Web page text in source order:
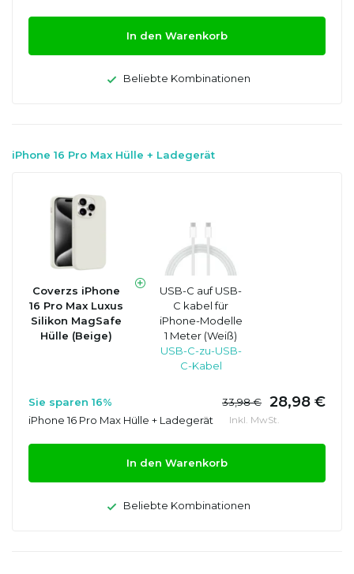
In den Warenkorb
Beliebte Kombinationen
iPhone 16 Pro Max Hülle + Ladegerät
Coverzs iPhone
16 Pro Max Luxus
Silikon MagSafe
Hülle (Beige)
USB-C auf USB-
C kabel für
iPhone-Modelle
1 Meter (Weiß)
USB-C-zu-USB-
C-Kabel
Sie sparen 16% 33,98 € 28,98 €
iPhone 16 Pro Max Hülle + Ladegerät Inkl. MwSt.
In den Warenkorb
Beliebte Kombinationen